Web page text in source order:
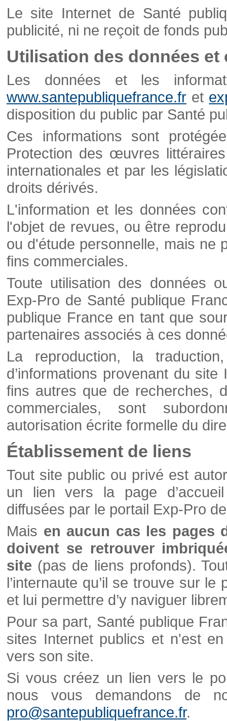
Le site Internet de Santé
publicité, ni ne reçoit de fonds
Utilisation des données et
Les données et les
www.santepubliquefrance.fr et
disposition du public par Santé
Ces informations sont
Protection des œuvres
internationales et par les
droits dérivés.
L'information et les données
l'objet de revues, ou être
ou d'étude personnelle, mais ne
fins commerciales.
Toute utilisation des données
Exp-Pro de Santé publique
publique France en tant que
partenaires associés à ces
La reproduction, la
d’informations provenant du
fins autres que de recherches,
commerciales, sont
autorisation écrite formelle du
Établissement de liens
Tout site public ou privé est
un lien vers la page
diffusées par le portail Exp-Pro
Mais en aucun cas les pages
doivent se retrouver
site (pas de liens profonds).
l’internaute qu’il se trouve sur
et lui permettre d’y naviguer
Pour sa part, Santé publique
sites Internet publics et n'est
vers son site.
Si vous créez un lien vers le
nous vous demandons de
pro@santepubliquefrance.fr.